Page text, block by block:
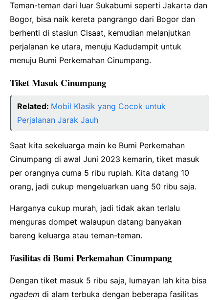
Teman-teman dari luar Sukabumi seperti Jakarta dan
Bogor, bisa naik kereta pangrango dari Bogor dan
berhenti di stasiun Cisaat, kemudian melanjutkan
perjalanan ke utara, menuju Kadudampit untuk
menuju Bumi Perkemahan Cinumpang.
Tiket Masuk Cinumpang
Related: Mobil Klasik yang Cocok untuk
Perjalanan Jarak Jauh
Saat kita sekeluarga main ke Bumi Perkemahan
Cinumpang di awal Juni 2023 kemarin, tiket masuk
per orangnya cuma 5 ribu rupiah. Kita datang 10
orang, jadi cukup mengeluarkan uang 50 ribu saja.
Harganya cukup murah, jadi tidak akan terlalu
menguras dompet walaupun datang banyakan
bareng keluarga atau teman-teman.
Fasilitas di Bumi Perkemahan Cinumpang
Dengan tiket masuk 5 ribu saja, lumayan lah kita bisa
ngadem di alam terbuka dengan beberapa fasilitas